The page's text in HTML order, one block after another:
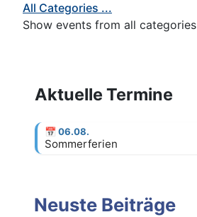
All Categories ...
Show events from all categories
Aktuelle Termine
📅 06.08.
Sommerferien
Neuste Beiträge